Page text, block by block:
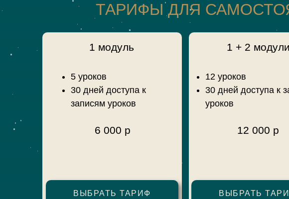
1 модуль
ТАРИФЫ ДЛЯ
ВЫБРАТЬ ТАРИФ
6 000 р
ВЫБРАТЬ
12 000 р
5 уроков
30 дней доступа к
записям уроков
1 + 2 модули
12 уроков
30 дней доступа к
уроков